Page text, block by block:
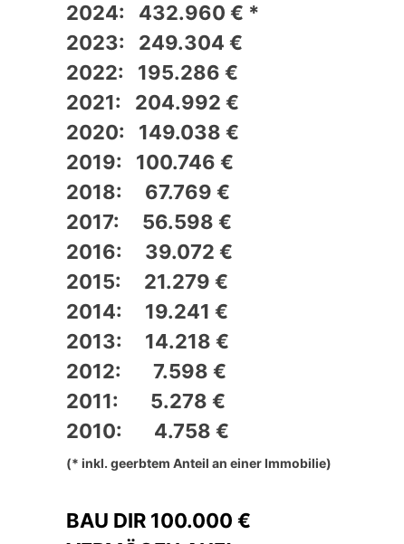
2024: 432.960 € *
2023: 249.304 €
2022: 195.286 €
2021: 204.992 €
2020: 149.038 €
2019: 100.746 €
2018: 67.769 €
2017: 56.598 €
2016: 39.072 €
2015: 21.279 €
2014: 19.241 €
2013: 14.218 €
2012: 7.598 €
2011: 5.278 €
2010: 4.758 €
(* inkl. geerbtem Anteil an einer Immobilie)
BAU DIR 100.000 €